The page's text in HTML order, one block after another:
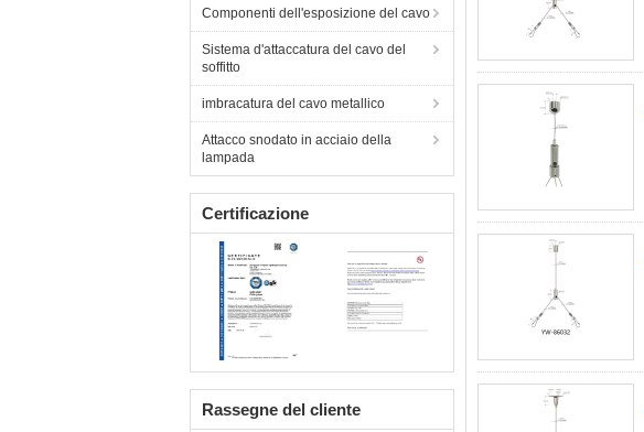
Componenti dell'esposizione del cavo
Sistema d'attaccatura del cavo del
soffitto
imbracatura del cavo metallico
Attacco snodato in acciaio della
lampada
Certificazione
Rassegne del cliente